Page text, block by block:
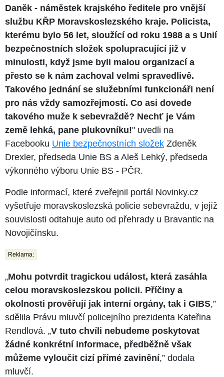
Daněk - náměstek krajského ředitele pro vnější
službu KŘP Moravskoslezského kraje. Policista,
kterému bylo 56 let, sloužící od roku 1988 a s Unií
bezpečnostních složek spolupracující již v
minulosti, když jsme byli malou organizací a
přesto se k nám zachoval velmi spravedlivě.
Takového jednání se služebními funkcionáři není
pro nás vždy samozřejmostí. Co asi dovede
takového muže k sebevraždě? Nechť je Vám
země lehká, pane plukovníku!" uvedli na
Facebooku Unie bezpečnostních složek Zdeněk
Drexler, předseda Unie BS a Aleš Lehký, předseda
výkonného výboru Unie BS - PČR.
Podle informací, které zveřejnil portál Novinky.cz
vyšetřuje moravskoslezská policie sebevraždu, v jejíž
souvislosti odtahuje auto od přehrady u Bravantic na
Novojičínsku.
Reklama:
„Mohu potvrdit tragickou událost, která zasáhla
celou moravskoslezskou policii. Příčiny a
okolnosti prověřují jak interní orgány, tak i GIBS,”
sdělila Právu mluvčí policejního prezidenta Kateřina
Rendlová. „V tuto chvíli nebudeme poskytovat
žádné konkrétní informace, předběžně však
můžeme vyloučit cizí přímé zavinění,” dodala
mluvčí.